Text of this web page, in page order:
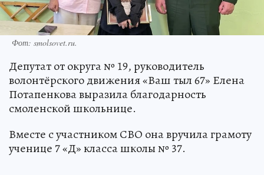
Фот: smolsovet.ru.
Депутат от округа № 19, руководитель
волонтёрского движения «Ваш тыл 67» Елена
Потапенкова выразила благодарность
смоленской школьнице.
Вместе с участником СВО она вручила грамоту
ученице 7 «Д» класса школы № 37.